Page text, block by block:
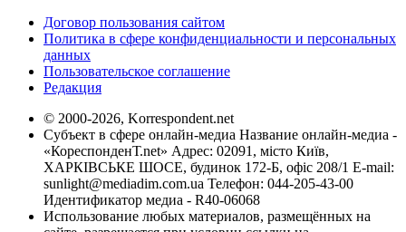
Договор пользования сайтом
Политика в сфере конфиденциальности и персональных
данных
Пользовательское соглашение
Редакция
© 2000-2026, Korrespondent.net
Субъект в сфере онлайн-медиа Название онлайн-медиа -
«КореспонденТ.net» Адрес: 02091, місто Київ,
ХАРКІВСЬКЕ ШОСЕ, будинок 172-Б, офіс 208/1 E-mail:
sunlight@mediadim.com.ua Телефон: 044-205-43-00
Идентификатор медиа - R40-06068
Использование любых материалов, размещённых на